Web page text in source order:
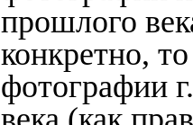
прошлого
конкретно,
фотографии